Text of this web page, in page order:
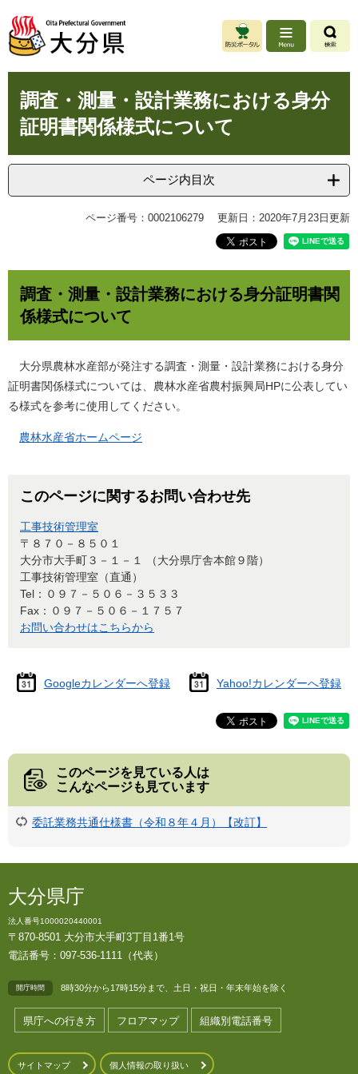
ジ
先
ュ
を
本
へ
調査・測量・設計業務における身分
証明書関係様式について
ページ内目次
ページ番号：0002106279 更新日：2020年7月23日更新
調査・測量・設計業務における身分証明書関
係様式について
大分県農林水産部が発注する調査・測量・設計業務における身分
証明書関係様式については、農林水産省農村振興局HPに公表してい
る様式を参考に使用してください。
農林水産省ホームページ
このページに関するお問い合わせ先
工事技術管理室
〒８７０－８５０１
大分市大手町３－１－１ （大分県庁舎本館９階）
工事技術管理室（直通）
Tel：０９７－５０６－３５３３
Fax：０９７－５０６－１７５７
お問い合わせはこちらから
Googleカレンダーへ登録 Yahoo!カレンダーへ登録
このページを見ている人は
こんなページも見ています
委託業務共通仕様書（令和８年４月）【改訂】
大分県庁
法人番号1000020440001
〒870-8501 大分市大手町3丁目1番1号
電話番号：097-536-1111（代表）
開庁時間 8時30分から17時15分まで、土日・祝日・年末年始を除く
県庁への行き方 フロアマップ 組織別電話番号
サイトマップ 個人情報の取り扱い